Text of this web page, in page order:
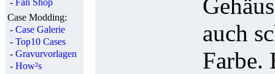
- Fan Shop
Case Modding:
- Case Galerie
- Top10 Cases
- Gravurvorlagen
- How²s
auch
Farbe.